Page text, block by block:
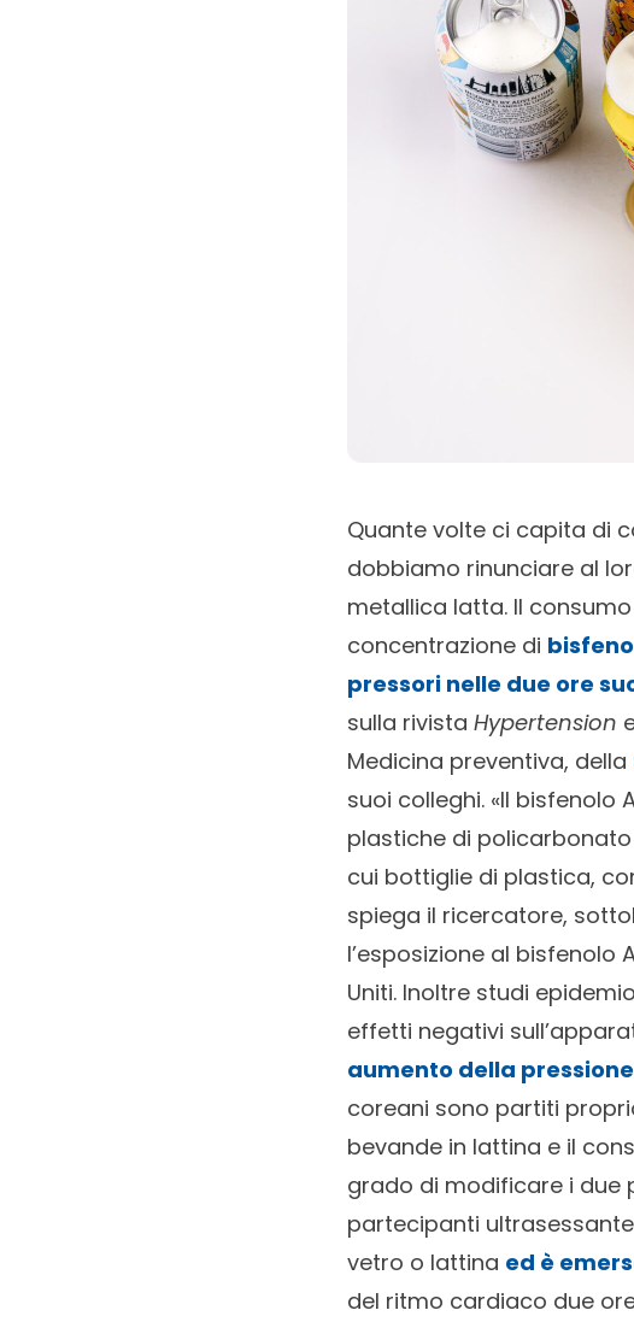
Quante volte ci capita di
dobbiamo rinunciare al
metallica latta. Il
concentrazione di
pressori nelle due ore
sulla rivista Hypertension
Medicina preventiva, della
suoi colleghi. «Il
plastiche di
cui bottiglie di plastica,
spiega il ricercatore,
l’esposizione al bisfenolo
Uniti. Inoltre studi
effetti negativi
aumento della
coreani sono partiti
bevande in lattina e il
grado di modificare i due
partecipanti
vetro o lattina ed è
del ritmo cardiaco due